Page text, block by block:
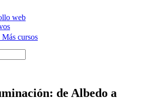
web
Más cursos
de Albedo a